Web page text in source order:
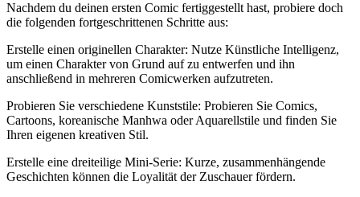
Nachdem du deinen ersten Comic fertiggestellt hast, probiere doch
die folgenden fortgeschrittenen Schritte aus:
Erstelle einen originellen Charakter: Nutze Künstliche Intelligenz,
um einen Charakter von Grund auf zu entwerfen und ihn
anschließend in mehreren Comicwerken aufzutreten.
Probieren Sie verschiedene Kunststile: Probieren Sie Comics,
Cartoons, koreanische Manhwa oder Aquarellstile und finden Sie
Ihren eigenen kreativen Stil.
Erstelle eine dreiteilige Mini-Serie: Kurze, zusammenhängende
Geschichten können die Loyalität der Zuschauer fördern.